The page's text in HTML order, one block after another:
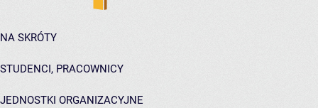
NA SKRÓTY
STUDENCI, PRACOWNICY
JEDNOSTKI ORGANIZACYJNE